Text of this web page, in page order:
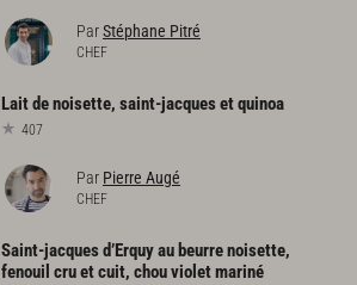
ParStéphane Pitré
CHEF
Laitdenoisette, saint-jacquesetquinoa
407
Par Pierre Augé
CHEF
Saint-jacques d’Erquy au beurre noisette,
fenouil cru et cuit, chou violet mariné